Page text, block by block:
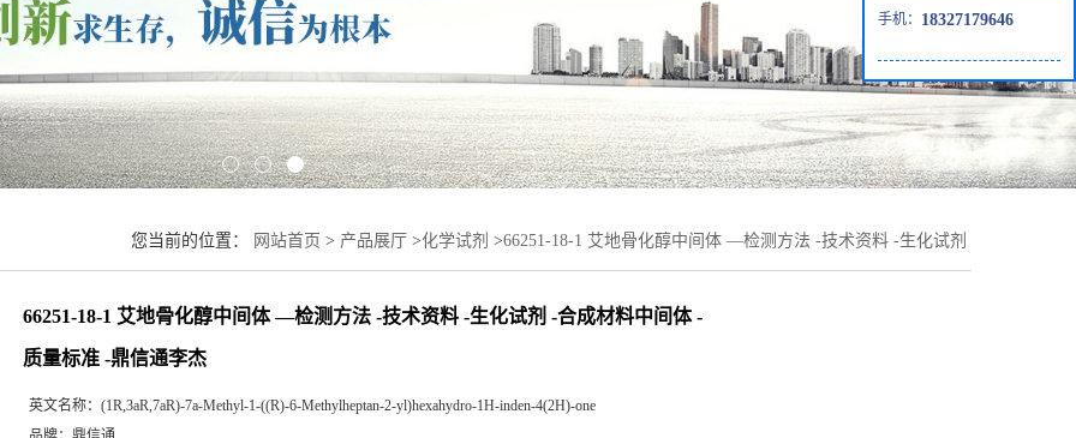
您当前的位置： 网站首页 > 产品展厅 >化学试剂 >66251-18-1 艾地骨化醇中间体 —检测方法 -技术资料 -生化试剂
66251-18-1 艾地骨化醇中间体 —检测方法 -技术资料 -生化试剂 -合成材料中间体 -
质量标准 -鼎信通李杰
英文名称： (1R,3aR,7aR)-7a-Methyl-1-((R)-6-Methylheptan-2-yl)hexahydro-1H-inden-4(2H)-one
手机： 18327179646